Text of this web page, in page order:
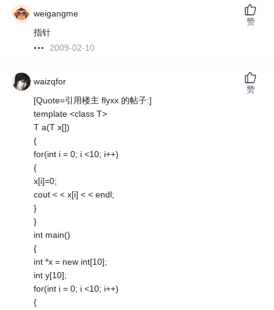
weigangme
指针
2009-02-10
赞
waizqfor
[Quote=引用楼主 flyxx 的帖子:]
template <class T>
T a(T x[])
{
for(int i = 0; i <10; i++)
{
x[i]=0;
cout < < x[i] < < endl;
}
}
int main()
{
int *x = new int[10];
int y[10];
for(int i = 0; i <10; i++)
{
赞